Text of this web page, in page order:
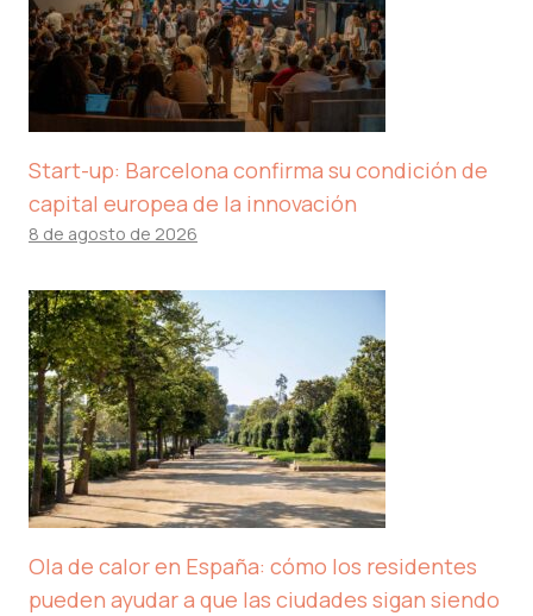
Start-up: Barcelona confirma su condición de
capital europea de la innovación
8 de agosto de 2026
Ola de calor en España: cómo los residentes
pueden ayudar a que las ciudades sigan siendo